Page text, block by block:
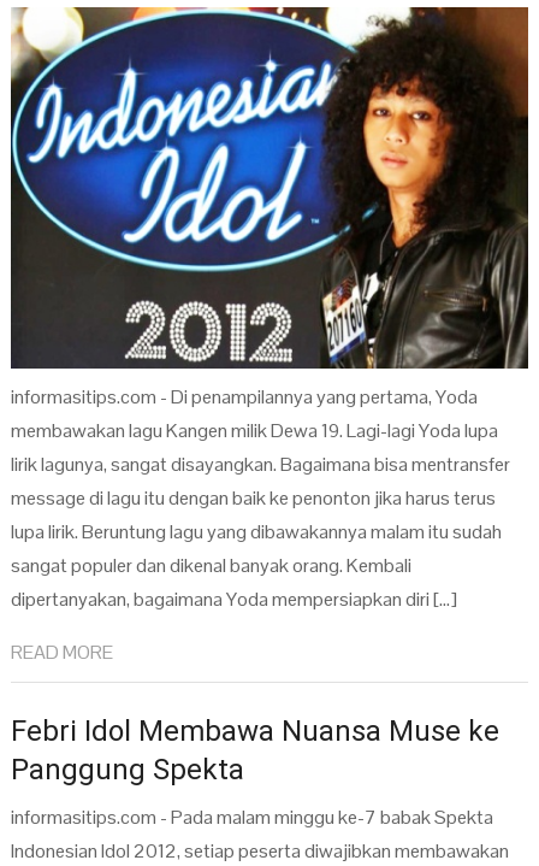
informasitips.com - Di penampilannya yang pertama, Yoda
membawakan lagu Kangen milik Dewa 19. Lagi-lagi Yoda lupa
lirik lagunya, sangat disayangkan. Bagaimana bisa mentransfer
message di lagu itu dengan baik ke penonton jika harus terus
lupa lirik. Beruntung lagu yang dibawakannya malam itu sudah
sangat populer dan dikenal banyak orang. Kembali
dipertanyakan, bagaimana Yoda mempersiapkan diri […]
READ MORE
Febri Idol Membawa Nuansa Muse ke
Panggung Spekta
informasitips.com - Pada malam minggu ke-7 babak Spekta
Indonesian Idol 2012, setiap peserta diwajibkan membawakan